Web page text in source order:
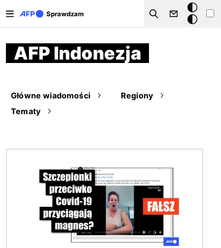
Sprawdzam
Szukaj
Tryb
ciemny
AFP Indonezja
Główne wiadomości
Regiony
Tematy